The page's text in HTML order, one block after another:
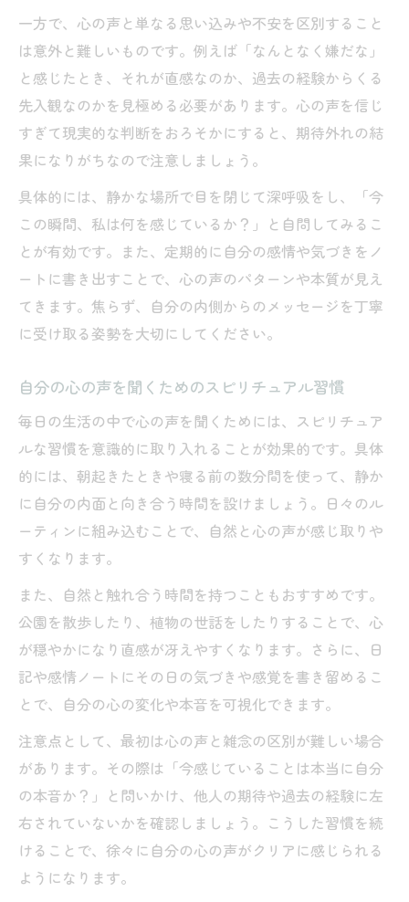
スピリチュアルが導く心の声の意味
スピリチュアル的に心の声を聞くとは何か
心の声が聞こえる人の特徴とスピリチュア
ルな視点
人生の転機に現れるスピリチュアルな心の
声
スピリチュアルで本音を受け取るための考
え方
自分の心の声が聞こえる瞬間の意味
自分の気持ちに従う大切さを考える
証
スピリチュアル視点で気持ちを大切にする
理由
自分の心の声に素直になるスピリチュアル
な意義
人の心の声が聞こえる人が得るもの
響
突然声が聞こえる体験とスピリチュアルの関係
突然声が聞こえるスピリチュアルな現象と
ル的解釈
突然の心の声とスピリチュアルメッセージ
の違い
スピリチュアル体験で得られる心の安定感
心の声が突然聞こえる人の特徴と意味
一方で、心の声と単なる思い込みや不安を区別すること
は意外と難しいものです。例えば「なんとなく嫌だな」
と感じたとき、それが直感なのか、過去の経験からくる
先入観なのかを見極める必要があります。心の声を信じ
すぎて現実的な判断をおろそかにすると、期待外れの結
果になりがちなので注意しましょう。
具体的には、静かな場所で目を閉じて深呼吸をし、「今
この瞬間、私は何を感じているか？」と自問してみるこ
とが有効です。また、定期的に自分の感情や気づきをノ
ートに書き出すことで、心の声のパターンや本質が見え
てきます。焦らず、自分の内側からのメッセージを丁寧
に受け取る姿勢を大切にしてください。
自分の心の声を聞くためのスピリチュアル習慣
毎日の生活の中で心の声を聞くためには、スピリチュア
ルな習慣を意識的に取り入れることが効果的です。具体
的には、朝起きたときや寝る前の数分間を使って、静か
に自分の内面と向き合う時間を設けましょう。日々のル
ーティンに組み込むことで、自然と心の声が感じ取りや
すくなります。
また、自然と触れ合う時間を持つこともおすすめです。
公園を散歩したり、植物の世話をしたりすることで、心
が穏やかになり直感が冴えやすくなります。さらに、日
記や感情ノートにその日の気づきや感覚を書き留めるこ
とで、自分の心の変化や本音を可視化できます。
注意点として、最初は心の声と雑念の区別が難しい場合
があります。その際は「今感じていることは本当に自分
の本音か？」と問いかけ、他人の期待や過去の経験に左
右されていないかを確認しましょう。こうした習慣を続
けることで、徐々に自分の心の声がクリアに感じられる
ようになります。